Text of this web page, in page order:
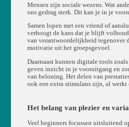
Mensen zijn sociale wezens. Wat
ons gedrag sterk. Dit kan je in je
Samen lopen met een vriend of
verhoogt de kans dat je blijft
van verantwoordelijkheid tegenover
motivatie uit het groepsgevoel.
Daarnaast kunnen digitale tools
geven inzicht in je vooruitgang en
van beloning. Het delen van
ook een extra stimulans zijn, al werkt
Het belang van plezier en
Veel beginners focussen uitsluitend